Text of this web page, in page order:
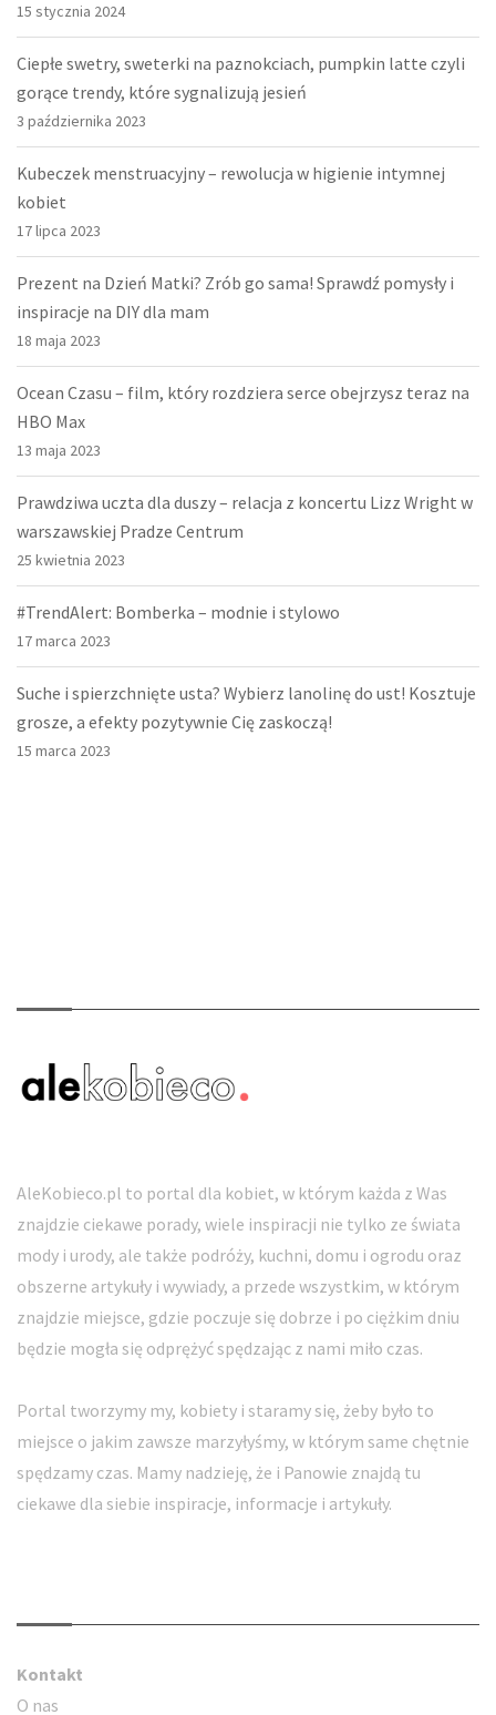
15 stycznia 2024
Ciepłe swetry, sweterki na paznokciach, pumpkin latte czyli
gorące trendy, które sygnalizują jesień
3 października 2023
Kubeczek menstruacyjny – rewolucja w higienie intymnej
kobiet
17 lipca 2023
Prezent na Dzień Matki? Zrób go sama! Sprawdź pomysły i
inspiracje na DIY dla mam
18 maja 2023
Ocean Czasu – film, który rozdziera serce obejrzysz teraz na
HBO Max
13 maja 2023
Prawdziwa uczta dla duszy – relacja z koncertu Lizz Wright w
warszawskiej Pradze Centrum
25 kwietnia 2023
#TrendAlert: Bomberka – modnie i stylowo
17 marca 2023
Suche i spierzchnięte usta? Wybierz lanolinę do ust! Kosztuje
grosze, a efekty pozytywnie Cię zaskoczą!
15 marca 2023
AleKobieco.pl to portal dla kobiet, w którym każda z Was
znajdzie ciekawe porady, wiele inspiracji nie tylko ze świata
mody i urody, ale także podróży, kuchni, domu i ogrodu oraz
obszerne artykuły i wywiady, a przede wszystkim, w którym
znajdzie miejsce, gdzie poczuje się dobrze i po ciężkim dniu
będzie mogła się odprężyć spędzając z nami miło czas.
Portal tworzymy my, kobiety i staramy się, żeby było to
miejsce o jakim zawsze marzyłyśmy, w którym same chętnie
spędzamy czas. Mamy nadzieję, że i Panowie znajdą tu
ciekawe dla siebie inspiracje, informacje i artykuły.
Kontakt
O nas